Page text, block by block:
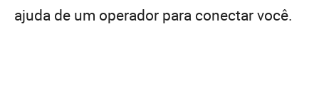
ajuda de um operador para conectar você.